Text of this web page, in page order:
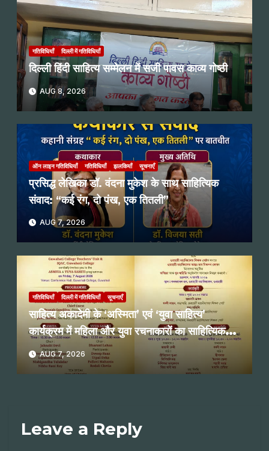
गतिविधियाँ दिल्ली में गतिविधियाँ
दिल्ली हिंदी साहित्य सम्मेलन में सजी पावस काव्य गोष्ठी
AUG 8, 2026
ऑन लाइन गतिविधियाँ गतिविधियाँ झलकियाँ सूचनाएँ
प्रसिद्ध लेखिका डॉ. वंदना मुकेश के साथ साहित्यिक
संवाद: “कई रंग, दो पंख, एक तितली”
AUG 7, 2026
गतिविधियाँ दिल्ली में गतिविधियाँ सूचनाएँ
साहित्य अकादेमी के ‘अस्मिता’ एवं ‘युवा साहित्य’
कार्यक्रम में महिला और युवा रचनाकारों का साहित्यिक
पाठAUG 7, 2026
Leave a Reply